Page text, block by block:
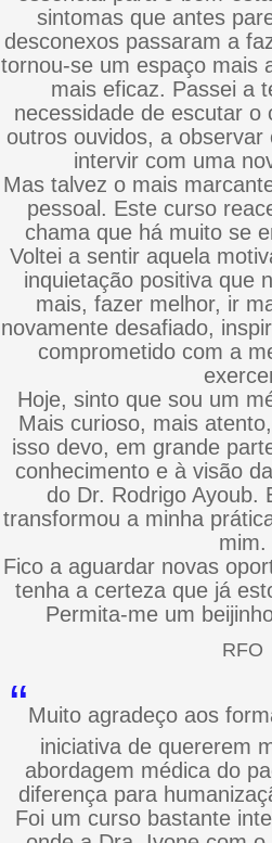
sintomas que antes
desconexos passaram a
tornou-se um espaço mais
mais eficaz. Passei a
necessidade de escutar o
outros ouvidos, a
intervir com uma
Mas talvez o mais
pessoal. Este curso
chama que há muito se
Voltei a sentir aquela
inquietação positiva que
mais, fazer melhor, ir
novamente desafiado,
comprometido com a
Hoje, sinto que sou um
Mais curioso, mais
isso devo, em grande
conhecimento e à visão
do Dr. Rodrigo Ayoub.
transformou a minha
mim.
Fico a aguardar novas
tenha a certeza que já
Permita-me um
RFO
“Muito agradeço aos
iniciativa de quererem
abordagem médica do
diferença para
Foi um curso bastante